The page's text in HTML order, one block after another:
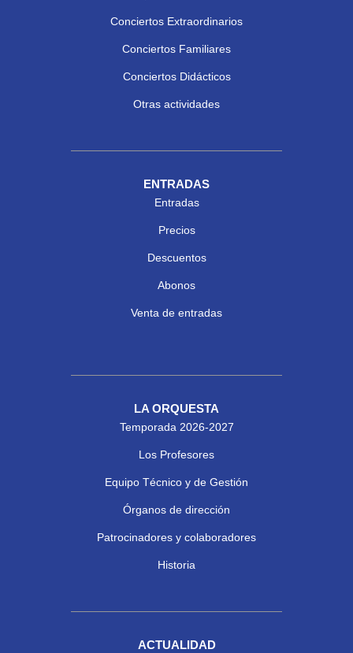
Conciertos Extraordinarios
Conciertos Familiares
Conciertos Didácticos
Otras actividades
ENTRADAS
Entradas
Precios
Descuentos
Abonos
Venta de entradas
LA ORQUESTA
Temporada 2026-2027
Los Profesores
Equipo Técnico y de Gestión
Órganos de dirección
Patrocinadores y colaboradores
Historia
ACTUALIDAD